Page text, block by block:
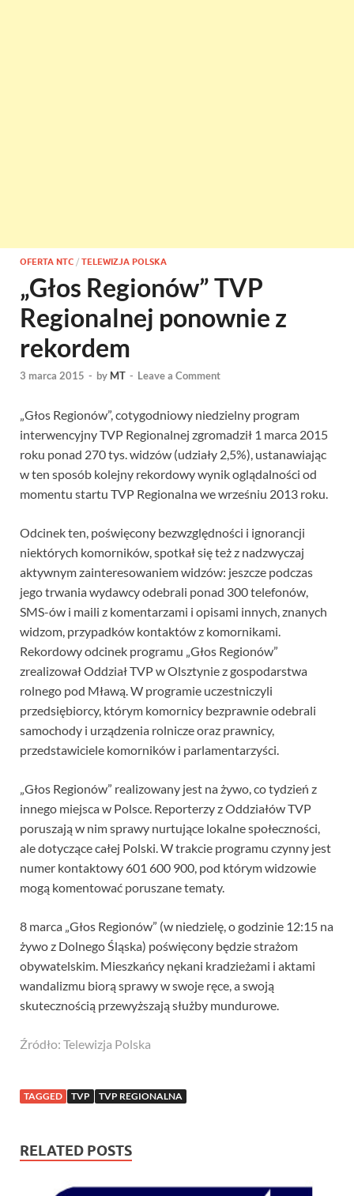
OFERTA NTC / TELEWIZJA POLSKA
„Głos Regionów” TVP
Regionalnej ponownie z
rekordem
3 marca 2015 - by MT - Leave a Comment
„Głos Regionów”, cotygodniowy niedzielny program
interwencyjny TVP Regionalnej zgromadził 1 marca 2015
roku ponad 270 tys. widzów (udziały 2,5%), ustanawiając
w ten sposób kolejny rekordowy wynik oglądalności od
momentu startu TVP Regionalna we wrześniu 2013 roku.
Odcinek ten, poświęcony bezwzględności i ignorancji
niektórych komorników, spotkał się też z nadzwyczaj
aktywnym zainteresowaniem widzów: jeszcze podczas
jego trwania wydawcy odebrali ponad 300 telefonów,
SMS-ów i maili z komentarzami i opisami innych, znanych
widzom, przypadków kontaktów z komornikami.
Rekordowy odcinek programu „Głos Regionów”
zrealizował Oddział TVP w Olsztynie z gospodarstwa
rolnego pod Mławą. W programie uczestniczyli
przedsiębiorcy, którym komornicy bezprawnie odebrali
samochody i urządzenia rolnicze oraz prawnicy,
przedstawiciele komorników i parlamentarzyści.
„Głos Regionów” realizowany jest na żywo, co tydzień z
innego miejsca w Polsce. Reporterzy z Oddziałów TVP
poruszają w nim sprawy nurtujące lokalne społeczności,
ale dotyczące całej Polski. W trakcie programu czynny jest
numer kontaktowy 601 600 900, pod którym widzowie
mogą komentować poruszane tematy.
8 marca „Głos Regionów” (w niedzielę, o godzinie 12:15 na
żywo z Dolnego Śląska) poświęcony będzie strażom
obywatelskim. Mieszkańcy nękani kradzieżami i aktami
wandalizmu biorą sprawy w swoje ręce, a swoją
skutecznością przewyższają służby mundurowe.
Źródło: Telewizja Polska
TAGGED TVP TVP REGIONALNA
RELATED POSTS